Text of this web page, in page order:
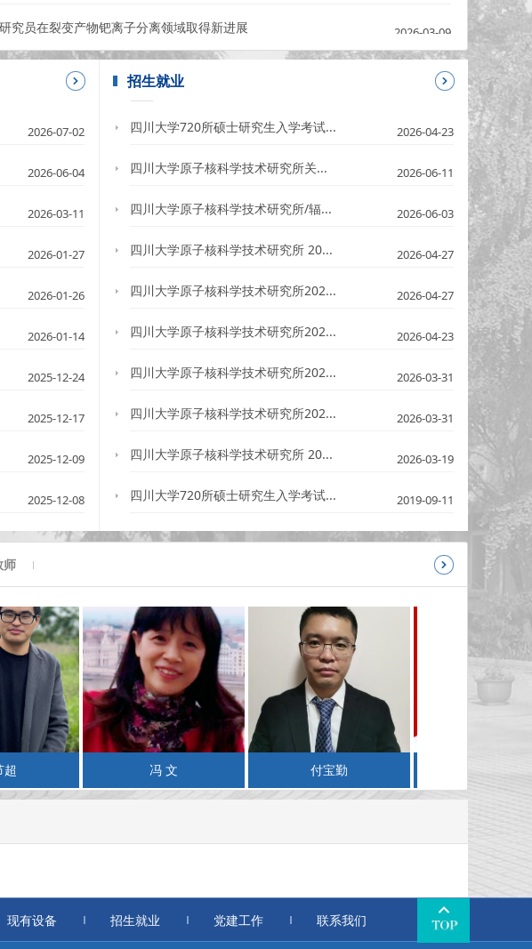
国际原子能机构副总干事纳贾特・莫克塔一行
究员在裂变产物钯离子分离领域取得新进展 2026-03-09
2026-07-02
2026-06-04
2026-03-11
2026-01-27
2026-01-26
2026-01-14
2025-12-24
2025-12-17
2025-12-09
2025-12-08
招生就业
四川大学720所硕士研究生入学考试... 2026-04-23
四川大学原子核科学技术研究所关... 2026-06-11
四川大学原子核科学技术研究所/辐... 2026-06-03
四川大学原子核科学技术研究所 20... 2026-04-27
四川大学原子核科学技术研究所202... 2026-04-27
四川大学原子核科学技术研究所202... 2026-04-23
四川大学原子核科学技术研究所202... 2026-03-31
四川大学原子核科学技术研究所202... 2026-03-31
四川大学原子核科学技术研究所 20... 2026-03-19
四川大学720所硕士研究生入学考试... 2019-09-11
师
冯 文 付宝勤
现有设备 招生就业 党建工作 联系我们